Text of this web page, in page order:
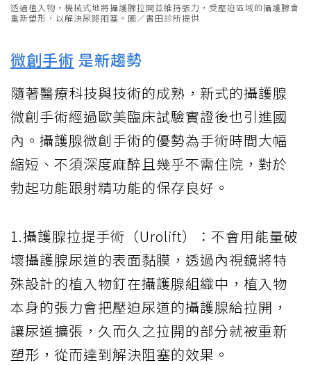
透過植入物，機械式地將攝護腺拉開並維持張力，受壓迫區域的攝護腺會
重新塑形，以解決尿路阻塞。圖／書田診所提供
微創手術 是新趨勢
隨著醫療科技與技術的成熟，新式的攝護腺
微創手術經過歐美臨床試驗實證後也引進國
內。攝護腺微創手術的優勢為手術時間大幅
縮短、不須深度麻醉且幾乎不需住院，對於
勃起功能跟射精功能的保存良好。
1.攝護腺拉提手術（Urolift）：不會用能量破
壞攝護腺尿道的表面黏膜，透過內視鏡將特
殊設計的植入物釘在攝護腺組織中，植入物
本身的張力會把壓迫尿道的攝護腺給拉開，
讓尿道擴張，久而久之拉開的部分就被重新
塑形，從而達到解決阻塞的效果。